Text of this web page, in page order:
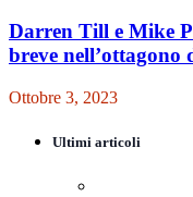
Darren Till e Mike
breve nell’ottagono
Ottobre 3, 2023
Ultimi articoli